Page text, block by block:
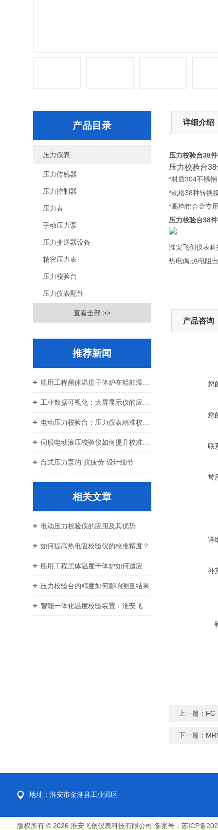
产品目录
压力仪表
压力传感器
压力控制器
压力表
手动压力泵
压力变送器设备
精密压力表
压力校验台
压力仪表配件
查看全部 >>
推荐新闻
伺服电动液压校验仪如何提升校准效率与重复性
台式压力泵的“抗疲劳”设计细节
相关文章
电动压力校验仪的应用及其优势
如何提高热电阻校验仪的校准精度？
压力校验台的精度如何影响测量结果
智能一体化温度校验装置：淮安飞创仪表科技有限公司的创新之作
详细介绍
压力校验台38
压力校验台
*材质304不锈钢
*规格38种转换
*高档铝合金专
压力校验台38
淮安飞创仪表
热电偶,热电阻
产品咨询
您
您
联
常
详
补
上一篇：
下一篇：
地址：淮安市金湖县工业园区
版权所有 © 2026 淮安飞创仪表科技有限公司 备案号：苏ICP备